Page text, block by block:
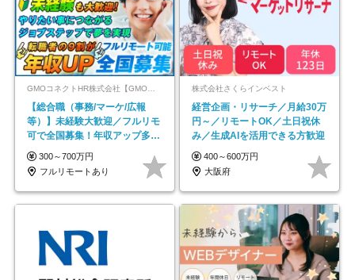
GMOコネクトHR株式会社【GMOインターネットグループ】
【総合職（事務/マーケ/広報
等）】未経験大歓迎／フルリモ
可で全国募集！年収アップ多数
★年休最大130日★
300～700万円
フルリモートあり
株式会社さくらインベスト
経営企画・リサーチ／月給30万
円～／リモートOK／土日祝休
み／生成AIを活用できる方歓迎
400～600万円
大阪府